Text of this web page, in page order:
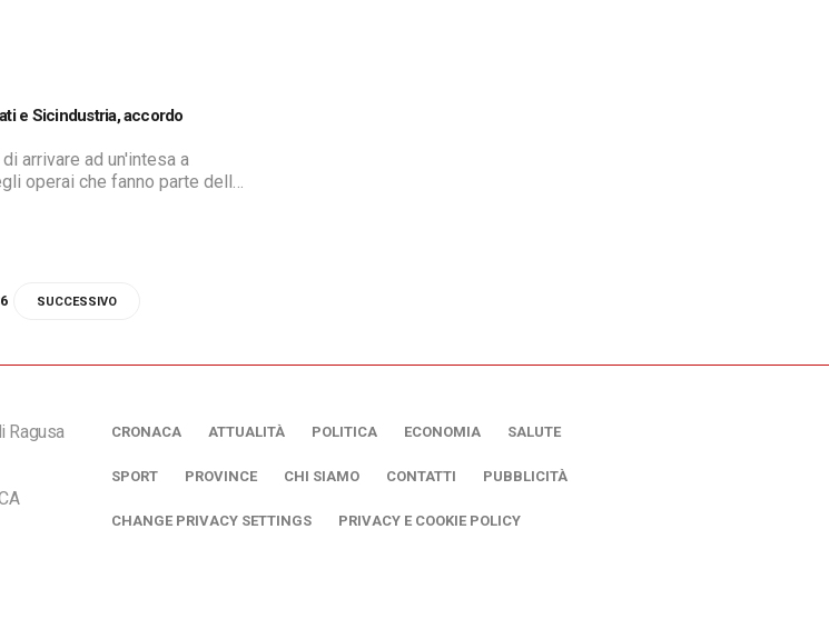
e Sicindustria, accordo
arrivare ad un'intesa a
operai che fanno parte della
SUCCESSIVO
Ragusa
CRONACA ATTUALITÀ POLITICA ECONOMIA SALUTE
SPORT PROVINCE CHI SIAMO CONTATTI PUBBLICITÀ
CHANGE PRIVACY SETTINGS PRIVACY E COOKIE POLICY